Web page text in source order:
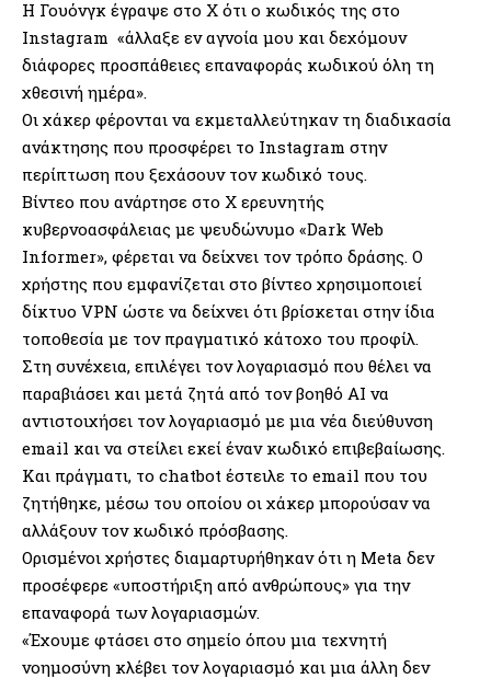
Η Γουόνγκ έγραψε στο Χ ότι ο κωδικός της στο
Instagram «άλλαξε εν αγνοία μου και δεχόμουν
διάφορες προσπάθειες επαναφοράς κωδικού όλη τη
χθεσινή ημέρα».
Οι χάκερ φέρονται να εκμεταλλεύτηκαν τη διαδικασία
ανάκτησης που προσφέρει το Instagram στην
περίπτωση που ξεχάσουν τον κωδικό τους.
Βίντεο που ανάρτησε στο X ερευνητής
κυβερνοασφάλειας με ψευδώνυμο «Dark Web
Informer», φέρεται να δείχνει τον τρόπο δράσης. Ο
χρήστης που εμφανίζεται στο βίντεο χρησιμοποιεί
δίκτυο VPN ώστε να δείχνει ότι βρίσκεται στην ίδια
τοποθεσία με τον πραγματικό κάτοχο του προφίλ.
Στη συνέχεια, επιλέγει τον λογαριασμό που θέλει να
παραβιάσει και μετά ζητά από τον βοηθό ΑΙ να
αντιστοιχήσει τον λογαριασμό με μια νέα διεύθυνση
email και να στείλει εκεί έναν κωδικό επιβεβαίωσης.
Και πράγματι, το chatbot έστειλε το email που του
ζητήθηκε, μέσω του οποίου οι χάκερ μπορούσαν να
αλλάξουν τον κωδικό πρόσβασης.
Ορισμένοι χρήστες διαμαρτυρήθηκαν ότι η Meta δεν
προσέφερε «υποστήριξη από ανθρώπους» για την
επαναφορά των λογαριασμών.
«Έχουμε φτάσει στο σημείο όπου μια τεχνητή
νοημοσύνη κλέβει τον λογαριασμό και μια άλλη δεν